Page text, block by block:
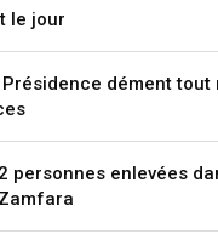
le jour
dément tout
personnes enlevées